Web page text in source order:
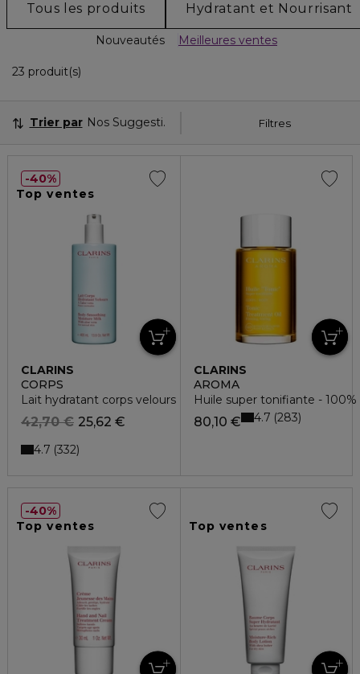
Tous les produits Hydratant et Nourrisant
Nouveautés Meilleures ventes
23 produit(s)
Filtres
Trier par Nos Suggestions
Top ventes
CLARINS
CORPS
Lait hydratant corps velours
25,62 €
42,70 €
4.7 332
40%
CLARINS
AROMA
Huile super tonifiante -
80,10 € 4.7 283
Top ventes
40%
Top ventes